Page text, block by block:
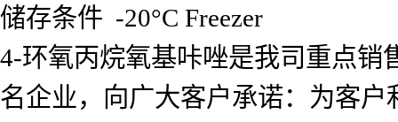
储存条件 -20°C Freezer
4-环氧丙烷氧基咔唑是我司重点
名企业，向广大客户承诺：为客